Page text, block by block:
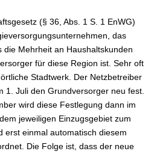
(§ 36, Abs. 1 S. 1 EnWG)
das
die Mehrheit an Haushaltskunden
für diese Region ist. Sehr oft
Stadtwerk. Der Netzbetreiber
1. Juli den Grundversorger neu fest.
wird diese Festlegung dann im
jeweiligen Einzugsgebiet zum
erst einmal automatisch diesem
Die Folge ist, dass der neue